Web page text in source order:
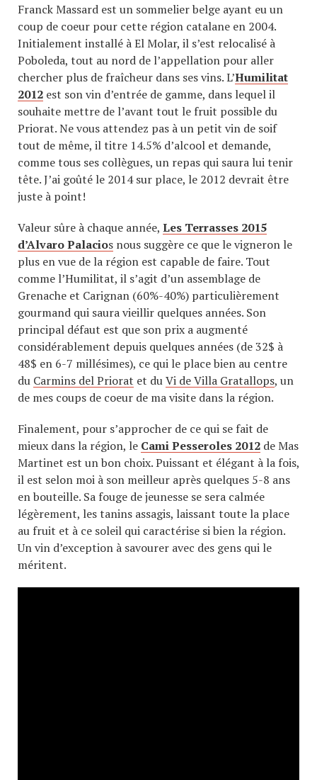
Franck Massard est un sommelier belge ayant eu un
coup de coeur pour cette région catalane en 2004.
Initialement installé à El Molar, il s’est relocalisé à
Poboleda, tout au nord de l’appellation pour aller
chercher plus de fraîcheur dans ses vins. L’Humilitat
2012 est son vin d’entrée de gamme, dans lequel il
souhaite mettre de l’avant tout le fruit possible du
Priorat. Ne vous attendez pas à un petit vin de soif
tout de même, il titre 14.5% d’alcool et demande,
comme tous ses collègues, un repas qui saura lui tenir
tête. J’ai goûté le 2014 sur place, le 2012 devrait être
juste à point!
Valeur sûre à chaque année, Les Terrasses 2015
d’Alvaro Palacios nous suggère ce que le vigneron le
plus en vue de la région est capable de faire. Tout
comme l’Humilitat, il s’agit d’un assemblage de
Grenache et Carignan (60%-40%) particulièrement
gourmand qui saura vieillir quelques années. Son
principal défaut est que son prix a augmenté
considérablement depuis quelques années (de 32$ à
48$ en 6-7 millésimes), ce qui le place bien au centre
du Carmins del Priorat et duVi de Villa Gratallops, un
de mes coups de coeur de ma visite dans la région.
Finalement, pour s’approcher de ce qui se fait de
mieux dans la région, le Cami Pesseroles 2012 de Mas
Martinet est un bon choix. Puissant et élégant à la fois,
il est selon moi à son meilleur après quelques 5-8 ans
en bouteille. Sa fouge de jeunesse se sera calmée
légèrement, les tanins assagis, laissant toute la place
au fruit et à ce soleil qui caractérise si bien la région.
Un vin d’exception à savourer avec des gens qui le
méritent.